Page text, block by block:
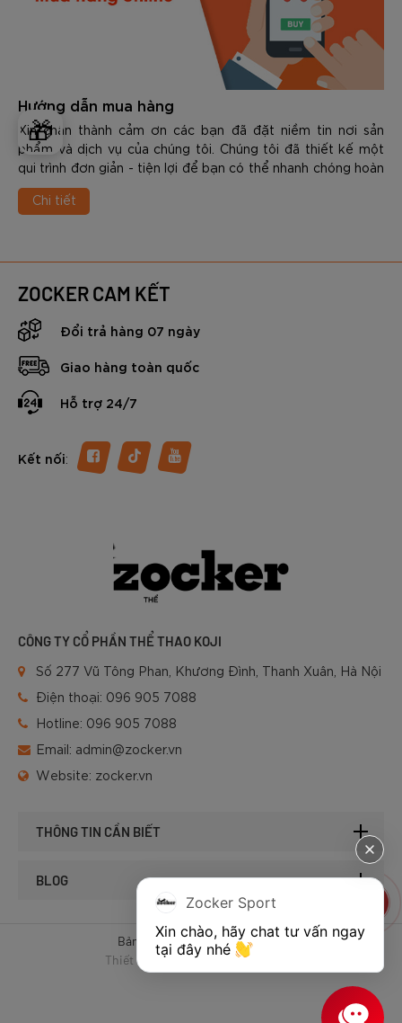
🎁
Hướng dẫn mua hàng
Xin chân thành cảm ơn các bạn đã đặt niềm tin nơi sản
phẩm và dịch vụ của chúng tôi. Chúng tôi đã thiết kế một
qui trình đơn giản - tiện lợi để bạn có thể nhanh chóng hoàn
tất giao dịch.
Chi tiết
ZOCKER CAM KẾT
Đổi trả hàng 07 ngày
Giao hàng toàn quốc
Hỗ trợ 24/7
Kết nối:
CÔNG TY CỔ PHẦN THỂ THAO KOJI
Số 277 Vũ Tông Phan, Khương Đình, Thanh Xuân, Hà Nội
Điện thoại: 096 905 7088
Hotline: 096 905 7088
Email: admin@zocker.vn
Website: zocker.vn
THÔNG TIN CẦN BIẾT
BLOG
Bản quyền © 2025 của Zocker.
Thiết kế website & SEO - Tất Thành
Zocker Sport
Xin chào, hãy chat tư vấn ngay
tại đây nhé